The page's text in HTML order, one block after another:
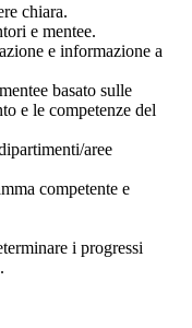
chiara.
e mentee.
e informazione a
basato sulle
e le competenze del
aree
competente e
i progressi